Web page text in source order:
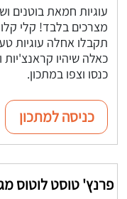
מצרכים בלבד! קלי
תקבלו אחלה עוגיות
כאלה שיהיו
כנסו וצפו במתכון.
כניסה למתכון
פרנץ' טוסט לוטוס